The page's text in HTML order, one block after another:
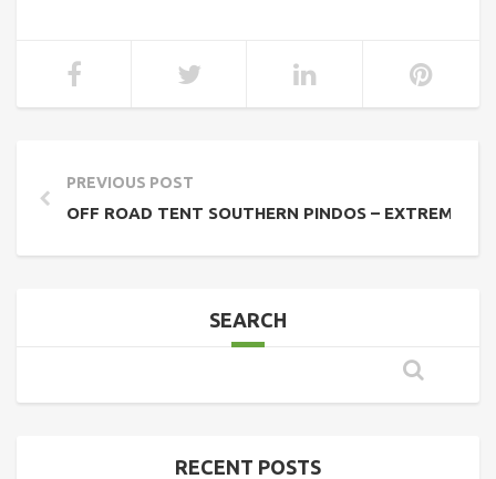
PREVIOUS POST
OFF ROAD TENT SOUTHERN PINDOS – EXTREME
SEARCH
RECENT POSTS